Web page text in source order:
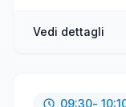
Vedi dettagli
09:30-